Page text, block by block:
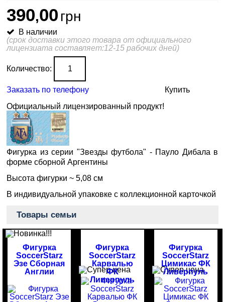
390,00 грн
В наличии
(срок доставки этого товара от официального
лицензиата составляет:12-15 рабочих дней)
Количество:
Заказать по телефону
Купить
Официальный лицензированный продукт!
Фигурка из серии "Звезды футбола" - Пауло Дибала в
форме сборной Аргентины
Высота фигурки ~ 5,08 см
В индивидуальной упаковке с коллекционной карточкой
Товары семьи
Фигурка
SoccerStarz
Эзе Сборная
Англии
Фигурка
SoccerStarz
Карвалью
ФК
Ливерпуль
Фигурка
SoccerStarz
Цимикас ФК
Ливерпуль